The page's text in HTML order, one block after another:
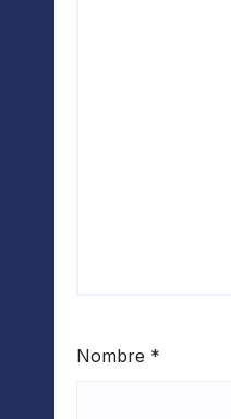
Nombre *